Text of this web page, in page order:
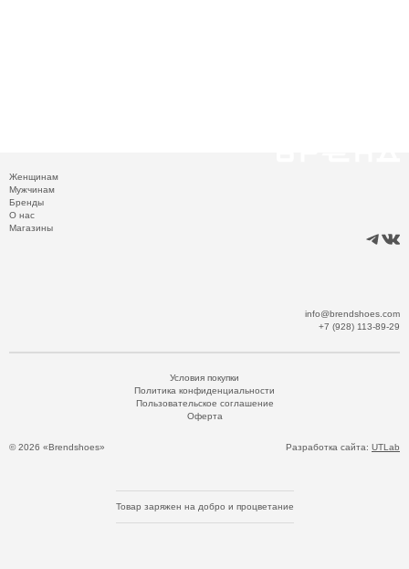
Женщинам
Мужчинам
Бренды
О нас
Магазины
info@brendshoes.com
+7 (928) 113-89-29
© 2026 «Brendshoes»
Условия покупки
Политика конфиденциальности
Пользовательское соглашение
Оферта
Разработка сайта: UTLab
Товар заряжен на добро и процветание